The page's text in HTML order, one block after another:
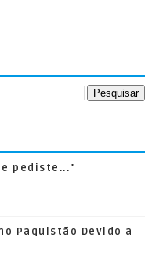
pediste..."
Paquistão Devido a